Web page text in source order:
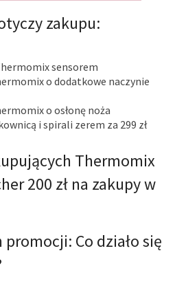
zakupu:
sensorem
o dodatkowe naczynie
o osłonę noża
i spirali zerem za 299 zł
Thermomix
200 zł na zakupy w
Co działo się